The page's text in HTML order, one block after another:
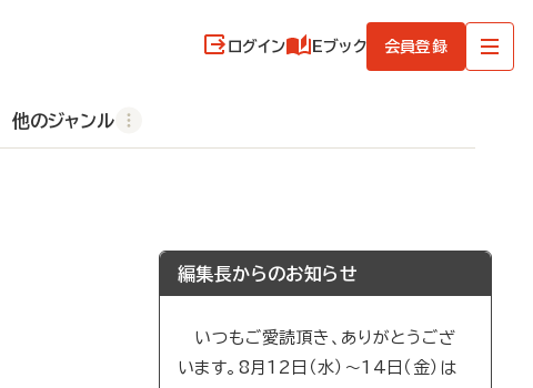
ログイン Eブック 会員登録
他のジャンル
編集長からのお知らせ
いつもご愛読頂き、ありがとうござ
います。8月12日（水）～14日（金）は